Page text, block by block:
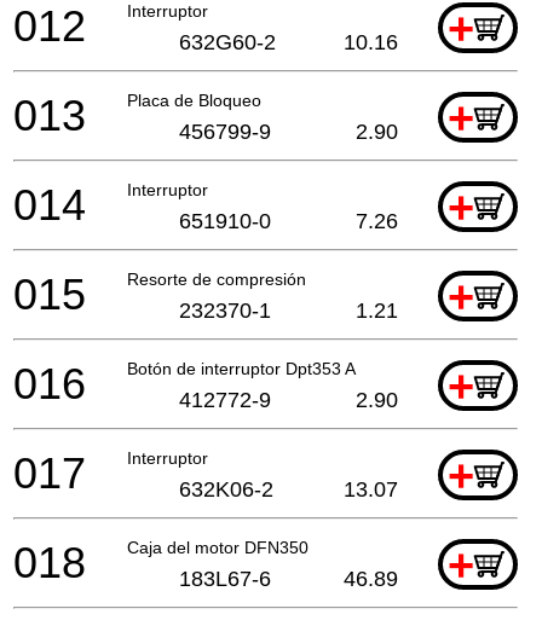
Interruptor +
012 632G60-2 10.16
Placa de Bloqueo +
013 456799-9 2.90
Interruptor +
014 651910-0 7.26
Resorte de compresión +
015 232370-1 1.21
Botón de interruptor Dpt353 A +
016 412772-9 2.90
Interruptor +
017 632K06-2 13.07
Caja del motor DFN350 +
018 183L67-6 46.89